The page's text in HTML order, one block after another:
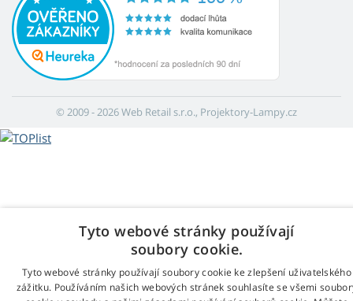
© 2009 - 2026 Web Retail s.r.o., Projektory-Lampy.cz
Tyto webové stránky používají
soubory cookie.
Tyto webové stránky používají soubory cookie ke zlepšení uživatelského
zážitku. Používáním našich webových stránek souhlasíte se všemi